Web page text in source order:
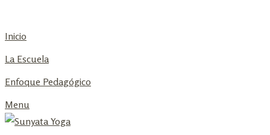
to
Inicio
La Escuela
Enfoque Pedagógico
Menu